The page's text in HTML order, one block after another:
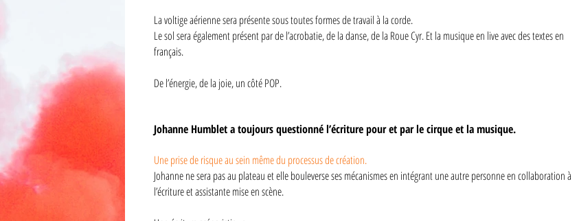
La voltige aérienne sera présente sous toutes formes de travail à la corde.
Le sol sera également présent par de l’acrobatie, de la danse, de la Roue Cyr. Et la musique en live avec des textes en
français.
De l’énergie, de la joie, un côté POP.
Johanne Humblet a toujours questionné l’écriture pour et par le cirque et la musique.
Une prise de risque au sein même du processus de création.
Johanne ne sera pas au plateau et elle bouleverse ses mécanismes en intégrant une autre personne en collaboration à
l’écriture et assistante mise en scène.